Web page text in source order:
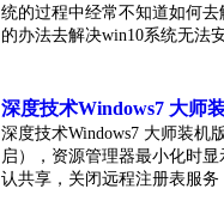
统的过程中经常不知道如何
的办法去解决win10系统无法
深度技术Windows7 大师
深度技术Windows7 大师装机
启），资源管理器最小化时
认共享，关闭远程注册表服务